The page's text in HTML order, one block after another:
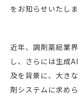
をお知らせいたしま
近年、調剤薬局業
し、さらには生成
及を背景に、大き
剤システムに求め